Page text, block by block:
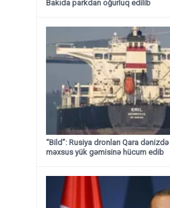
Bakıda parkdan oğurluq edilib
“Bild”: Rusiya dronları Qara
məxsus yük gəmisinə hücum edib